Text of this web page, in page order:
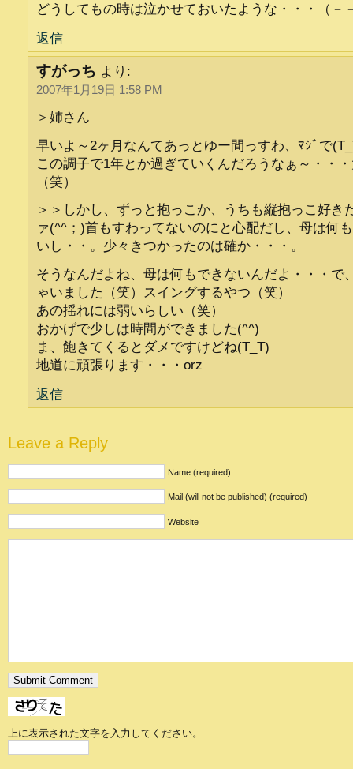
どうしてもの時は泣かせておいたような・・・（－
返信
すがっち より:
2007年1月19日 1:58 PM
＞姉さん
早いよ～2ヶ月なんてあっとゆー間っすわ、ﾏｼﾞで
この調子で1年とか過ぎていくんだろうなぁ～・・
（笑）
＞＞しかし、ずっと抱っこか、うちも縦抱っこ好き
ァ(^^；)首もすわってないのにと心配だし、母は何
いし・・。少々きつかったのは確か・・・。
そうなんだよね、母は何もできないんだよ・・・で
ゃいました（笑）スイングするやつ（笑）
あの揺れには弱いらしい（笑）
おかげで少しは時間ができました(^^)
ま、飽きてくるとダメですけどね(T_T)
地道に頑張ります・・・orz
返信
Leave a Reply
Name (required)
Mail (will not be published) (required)
Website
上に表示された文字を入力してください。